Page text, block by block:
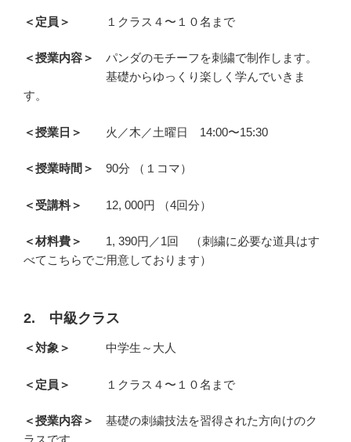
＜定員＞ １クラス４〜１０名まで
＜授業内容＞
パンダのモチーフを刺繍で制作します。
基礎からゆっくり楽しく学んでいきま
す。
＜授業日＞ 火／木／土曜日 14:00〜15:30
＜授業時間＞ 90分 （１コマ）
＜受講料＞ 12, 000円 （4回分）
＜材料費＞
1, 390円／1回 （刺繍に必要な道具はす
べてこちらでご用意しております）
2. 中級クラス
＜対象＞ 中学生～大人
＜定員＞ １クラス４〜１０名まで
＜授業内容＞
基礎の刺繍技法を習得された方向けのク
ラスです。